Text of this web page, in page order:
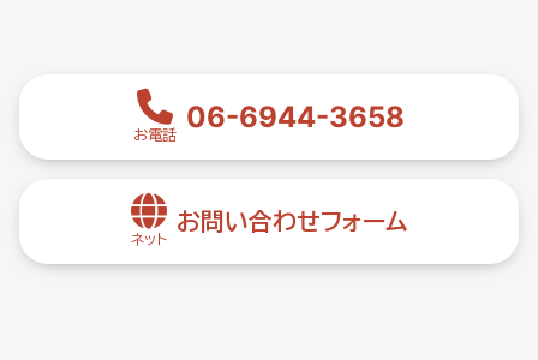
お電話
06-6944-3658
ネット
お問い合わせフォーム